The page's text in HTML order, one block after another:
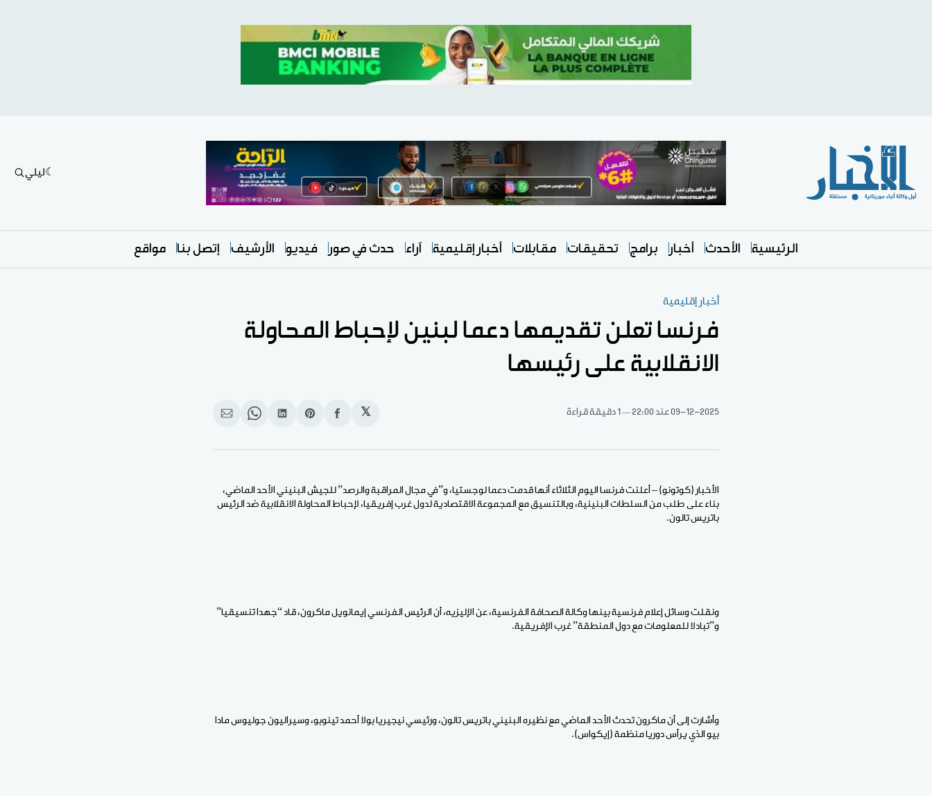
ليلي
الرئيسية الأحدث أخبار برامج تحقيقات مقابلات أخبار إقليمية آراء حدث في صور فيديو الأرشيف إتصل بنا مواقع
أخبار إقليمية
فرنسا تعلن تقديمها دعما لبنين لإحباط المحاولة
الانقلابية على رئيسها
09-12-2025عند 22:00 1 دقيقة قراءة 𝕏
انشر
الفيسبوك
Share
Pinterest
انشر
لينكد
Share
WhatsApp
انشر
الإيميل
الأخبار (كوتونو) – أعلنت فرنسا اليوم الثلاثاء أنها قدمت دعما لوجستيا، و”في مجال المراقبة والرصد” للجيش البنيني الأحد الماضي،
بناء على طلب من السلطات البنينية، وبالتنسيق مع المجموعة الاقتصادية لدول غرب إفريقيا، لإحباط المحاولة الانقلابية ضد الرئيس
باتريس تالون.
ونقلت وسائل إعلام فرنسية بينها وكالة الصحافة الفرنسية، عن الإليزيه، أن الرئيس الفرنسي إيمانويل ماكرون، قاد “جهدا تنسيقيا”
و”تبادلا للمعلومات مع دول المنطقة” غرب الإفريقية.
وأشارت إلى أن ماكرون تحدث الأحد الماضي مع نظيره البنيني باتريس تالون، ورئيسي نيجيريا بولا أحمد تينوبو، وسيراليون جوليوس مادا
بيو الذي يرأس دوريا منظمة (إيكواس).